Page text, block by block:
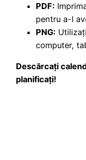
PDF:
pentru a-l
PNG:
computer,
Descărcați
planificați!